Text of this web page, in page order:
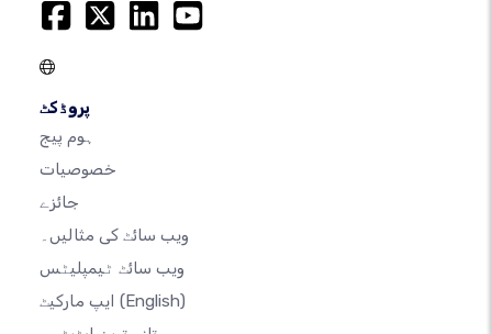
پروڈکٹ
ہوم پیج
خصوصیات
جائزے
ویب سائٹ کی مثالیں۔
ویب سائٹ ٹیمپلیٹس
(English)